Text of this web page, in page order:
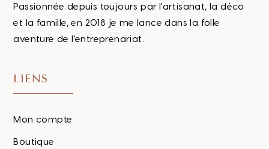
Passionnée depuis toujours par l'artisanat, la déco
et la famille, en 2018 je me lance dans la folle
aventure de l'entreprenariat.
LIENS
Mon compte
Boutique